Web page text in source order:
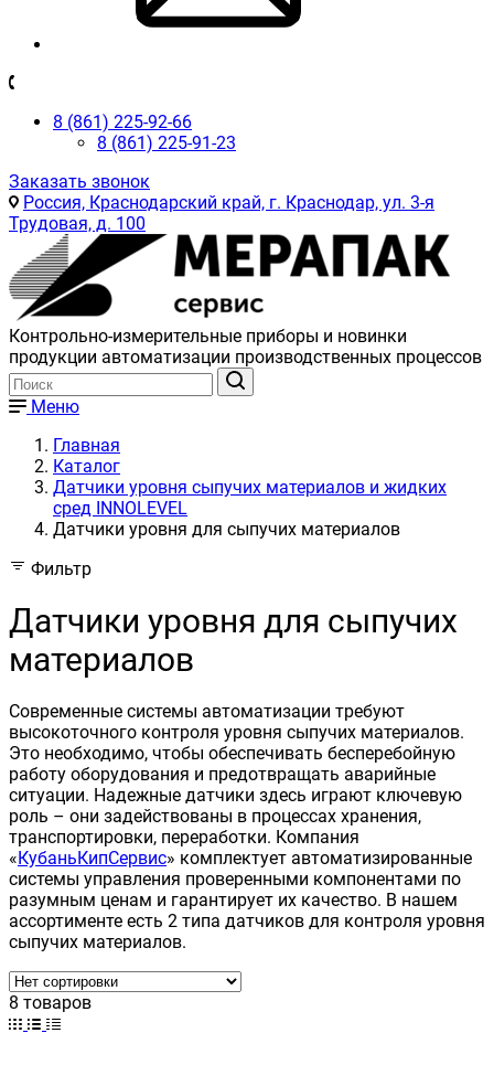
8 (861) 225-92-66
8 (861) 225-91-23
Заказать звонок
Россия, Краснодарский край, г. Краснодар, ул. 3-я
Трудовая, д. 100
Контрольно-измерительные приборы и новинки
продукции автоматизации производственных процессов
Меню
Главная
Каталог
Датчики уровня сыпучих материалов и жидких
сред INNOLEVEL
Датчики уровня для сыпучих материалов
Фильтр
Датчики уровня для сыпучих
материалов
Современные системы автоматизации требуют
высокоточного контроля уровня сыпучих материалов.
Это необходимо, чтобы обеспечивать бесперебойную
работу оборудования и предотвращать аварийные
ситуации. Надежные датчики здесь играют ключевую
роль – они задействованы в процессах хранения,
транспортировки, переработки. Компания
«КубаньКипСервис» комплектует автоматизированные
системы управления проверенными компонентами по
разумным ценам и гарантирует их качество. В нашем
ассортименте есть 2 типа датчиков для контроля уровня
сыпучих материалов.
8 товаров